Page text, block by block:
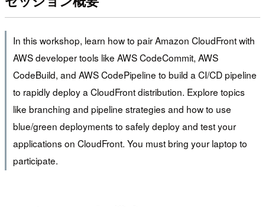
In this workshop, learn how to pair Amazon CloudFront with
AWS developer tools like AWS CodeCommit, AWS
CodeBuild, and AWS CodePipeline to build a CI/CD pipeline
to rapidly deploy a CloudFront distribution. Explore topics
like branching and pipeline strategies and how to use
blue/green deployments to safely deploy and test your
applications on CloudFront. You must bring your laptop to
participate.